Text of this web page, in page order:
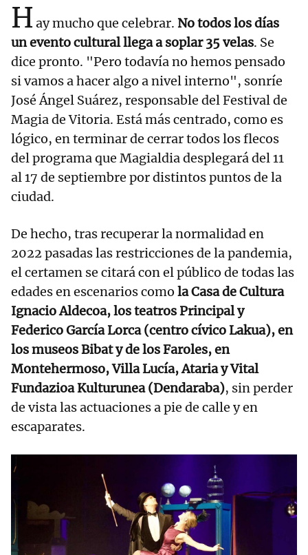
H ay mucho que celebrar. No todos los días
un evento cultural llega a soplar 35 velas. Se
dice pronto. "Pero todavía no hemos pensado
si vamos a hacer algo a nivel interno", sonríe
José Ángel Suárez, responsable del Festival de
Magia de Vitoria. Está más centrado, como es
lógico, en terminar de cerrar todos los flecos
del programa que Magialdia desplegará del 11
al 17 de septiembre por distintos puntos de la
ciudad.
De hecho, tras recuperar la normalidad en
2022 pasadas las restricciones de la pandemia,
el certamen se citará con el público de todas las
edades en escenarios como la Casa de Cultura
Ignacio Aldecoa, los teatros Principal y
Federico García Lorca (centro cívico Lakua), en
los museos Bibat y de los Faroles, en
Montehermoso, Villa Lucía, Ataria y Vital
Fundazioa Kulturunea (Dendaraba), sin perder
de vista las actuaciones a pie de calle y en
escaparates.